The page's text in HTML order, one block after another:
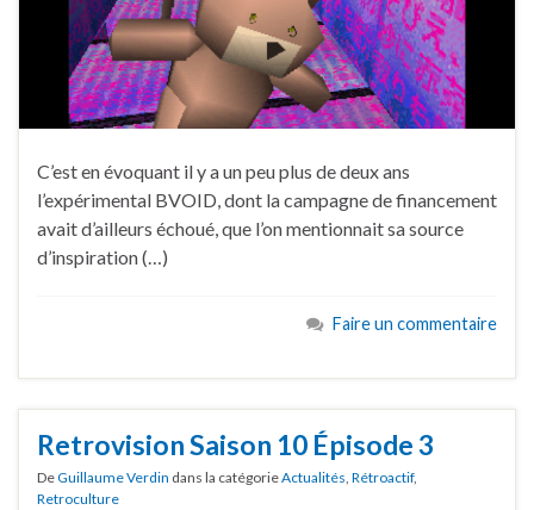
C’est en évoquant il y a un peu plus de deux ans
l’expérimental BVOID, dont la campagne de financement
avait d’ailleurs échoué, que l’on mentionnait sa source
d’inspiration (…)
Faire un commentaire
Retrovision Saison 10 Épisode 3
DeGuillaume Verdin dans la catégorieActualités Rétroactif,
Retroculture